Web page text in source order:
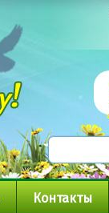
Контакты